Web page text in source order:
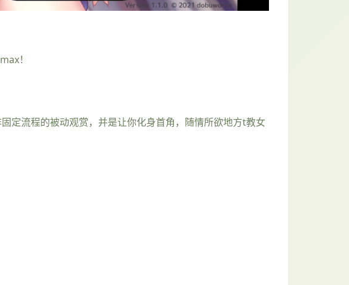
！
定流程的被动观赏，并是让你化身首角，随情所欲地方t教女